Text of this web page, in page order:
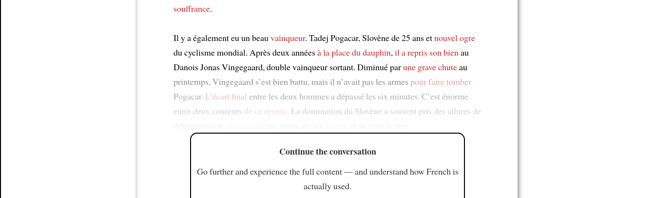
souffrance.
Il y a également eu un beau vainqueur. Tadej Pogacar, Slovène de 25 ans etnouvel ogre
du cyclisme mondial. Après deux annéesà la place du dauphin, il a repris son bien au
Danois Jonas Vingegaard, double vainqueur sortant. Diminué parune grave chuteau
printemps, Vingegaard s’est bien battu, mais il n’avait pas les armes pour faire tomber
Pogacar. L’écart final entre les deux hommes a dépassé les six minutes. C’est énorme
entre deux coureurs de ce niveau. La domination du Slovène a souvent pris des allures de
Continue the conversation
Go further and experience the full content — and understand how French is
actually used.